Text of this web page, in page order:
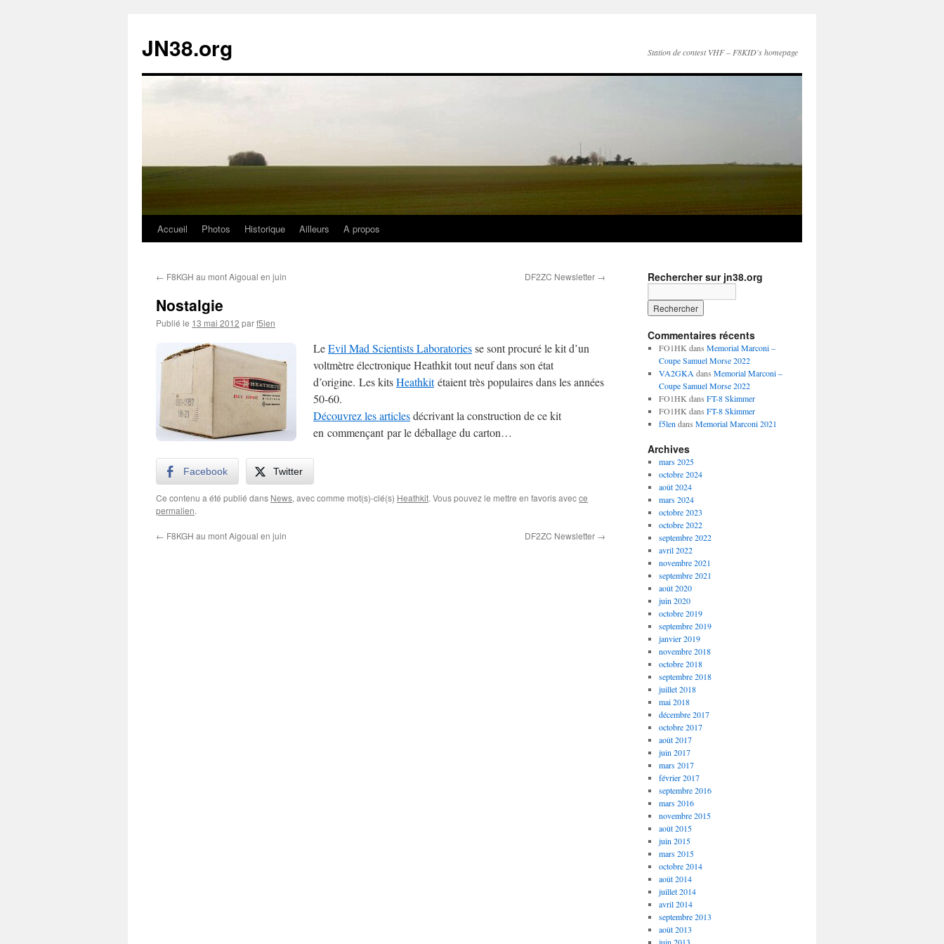
JN38.org Station de contest VHF – F8KID's homepage
Aller
contenu
Accueil Photos Historique Ailleurs A propos
← F8KGH au mont Aigoual en juin DF2ZC Newsletter →
Nostalgie
Publié le 13 mai 2012 parf5len
LeEvil Mad Scientists Laboratoriesse sont procuré le kit d’un
voltmètre électronique Heathkit tout neuf dans son état
d’origine. Les kitsHeathkitétaient très populaires dans les années
50-60.
Découvrez les articlesdécrivant la construction de ce kit
en commençant par le déballage du carton…
Facebook Twitter
Ce contenu a été publié dans News, avec comme mot(s)-clé(s) Heathkit. Vous pouvez le mettre en favoris avecce
permalien.
← F8KGH au mont Aigoual en juin DF2ZC Newsletter →
Rechercher sur jn38.org
Commentaires récents
FO1HK dans Memorial Marconi –
Coupe Samuel Morse 2022
VA2GKA dans Memorial Marconi –
Coupe Samuel Morse 2022
FO1HK dans FT-8 Skimmer
FO1HK dans FT-8 Skimmer
f5len dans Memorial Marconi 2021
Archives
mars 2025
octobre 2024
août 2024
mars 2024
octobre 2023
octobre 2022
septembre 2022
avril 2022
novembre 2021
septembre 2021
août 2020
juin 2020
octobre 2019
septembre 2019
janvier 2019
novembre 2018
octobre 2018
septembre 2018
juillet 2018
mai 2018
décembre 2017
octobre 2017
août 2017
juin 2017
mars 2017
février 2017
septembre 2016
mars 2016
novembre 2015
août 2015
juin 2015
mars 2015
octobre 2014
août 2014
juillet 2014
avril 2014
septembre 2013
août 2013